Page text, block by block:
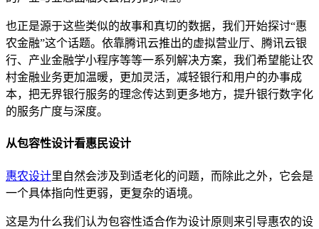
也正是源于这些类似的故事和真切的数据，我们开始探讨“惠
农金融”这个话题。依靠腾讯云推出的虚拟营业厅、腾讯云银
行、产业金融学小程序等等一系列解决方案，我们希望能让农
村金融业务更加温暖，更加灵活，减轻银行和用户的办事成
本，把无界银行服务的理念传达到更多地方，提升银行数字化
的服务广度与深度。
从包容性设计看惠民设计
惠农设计里自然会涉及到适老化的问题，而除此之外，它会是
一个具体指向性更弱，更复杂的语境。
这是为什么我们认为包容性适合作为设计原则来引导惠农的设